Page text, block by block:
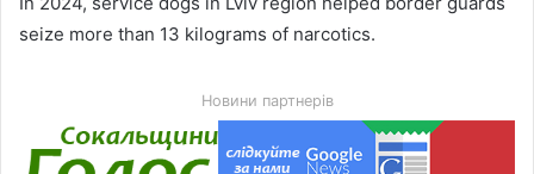
seize more than 13 kilograms of narcotics.
Новини партнерів